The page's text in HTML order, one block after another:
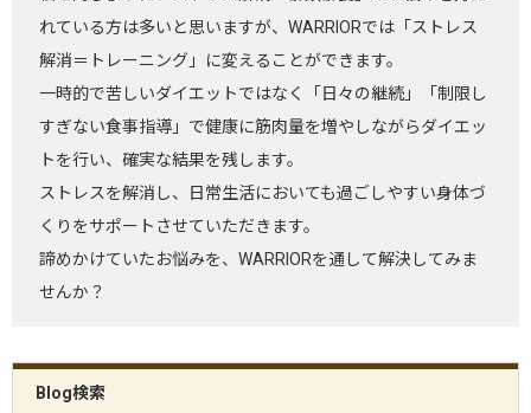
れている方は多いと思いますが、WARRIORでは「ストレス
解消＝トレーニング」に変えることができます。
一時的で苦しいダイエットではなく「日々の継続」「制限し
すぎない食事指導」で健康に筋肉量を増やしながらダイエッ
トを行い、確実な結果を残します。
ストレスを解消し、日常生活においても過ごしやすい身体づ
くりをサポートさせていただきます。
諦めかけていたお悩みを、WARRIORを通して解決してみま
せんか？
Blog検索